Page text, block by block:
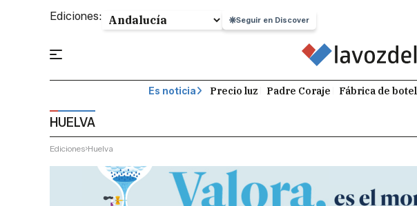
Ediciones: Seguir en Discover
Es noticia Precio luz Padre Coraje Fábrica de
HUELVA
Ediciones Huelva